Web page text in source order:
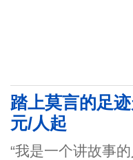
踏上莫言的足
元/人起
“我是一个讲故事